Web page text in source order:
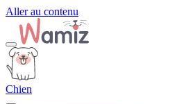
Aller au contenu
Chien